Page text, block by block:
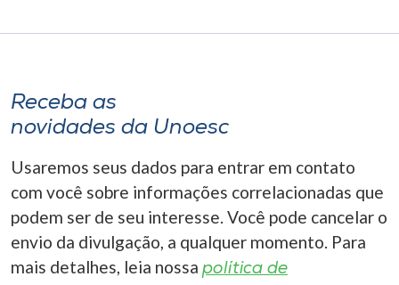
Receba as
novidades da Unoesc
Usaremos seus dados para entrar em contato
com você sobre informações correlacionadas que
podem ser de seu interesse. Você pode cancelar o
envio da divulgação, a qualquer momento. Para
mais detalhes, leia nossa política de